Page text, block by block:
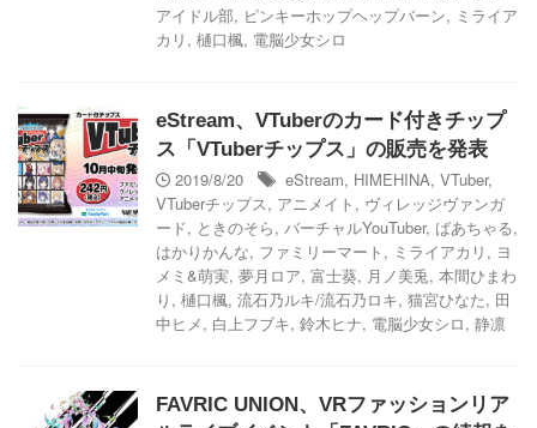
アイドル部, ピンキーホップヘップバーン, ミライア
カリ , 樋口楓, 電脳少女シロ
eStream、VTuberのカード付きチップ
ス「VTuberチップス」の販売を発表
2019/8/20
eStream, HIMEHINA, VTuber,
VTuberチップス, アニメイト , ヴィレッジヴァンガ
ード, ときのそら, バーチャルYouTuber, ばあちゃる,
はかりかんな, ファミリーマート , ミライアカリ , ヨ
メミ&萌実, 夢月ロア, 富士葵, 月ノ美兎, 本間ひまわ
り , 樋口楓, 流石乃ルキ/流石乃ロキ, 猫宮ひなた, 田
中ヒメ, 白上フブキ, 鈴木ヒナ, 電脳少女シロ, 静凛
FAVRIC UNION、VRファッションリア